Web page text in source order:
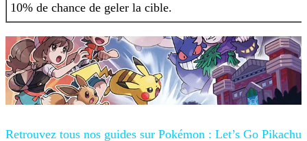
10% de chance de geler la cible.
Retrouvez tous nos guides sur Pokémon : Let’s Go Pikachu